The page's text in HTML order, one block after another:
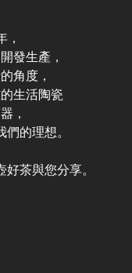
，
發生產，
角度，
生活陶瓷
，
的理想。
茶與您分享。